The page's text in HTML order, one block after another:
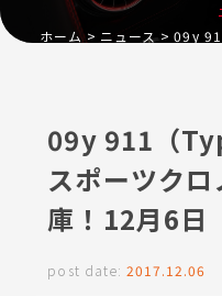
ホーム ニュース
09y 911（
スポーツク
庫！12月6日
post date: 2017.12.06